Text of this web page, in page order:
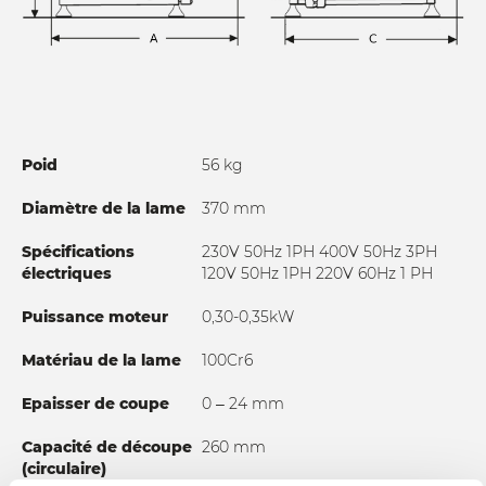
produit étant coupé.
Poid 56 kg
Diamètre de la lame 370 mm
Spécifications
électriques
230V 50Hz 1PH 400V 50Hz 3PH
120V 50Hz 1PH 220V 60Hz 1 PH
Puissance moteur 0,30-0,35kW
Matériau de la lame 100Cr6
Epaisser de coupe 0 – 24 mm
Capacité de découpe
(circulaire)
260 mm